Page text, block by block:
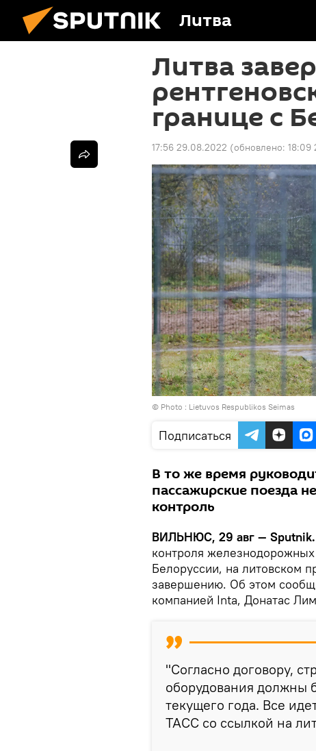
Литва
Литва
границе с
17:56 29.08.2022 (обновлено: 18:09
© Photo : Lietuvos Respublikos Seimas
Подписаться
В то же время
пассажирские поезда
контроль
ВИЛЬНЮС, 29 авг — Sputnik.
контроля
Белоруссии, на литовском
завершению. Об этом
компанией Inta, Донатас
"Согласно договору,
оборудования должны
текущего года. Все
ТАСС со ссылкой на